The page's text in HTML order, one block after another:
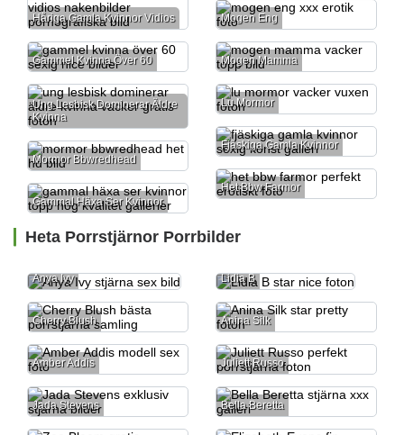
Håriga Gamla Kvinnor Vidios Mogen Eng
Gammel Kvinna Över 60 Mogen Mamma
Ung Lesbisk Dominerar Äldre
Kvinna
Lu Mormor
Fjäskiga Gamla Kvinnor
Mormor Bbwredhead
Het Bbw Farmor
Gammal Häxa Ser Kvinnor
Heta Porrstjärnor Porrbilder
Anya Ivy Lidia B
Cherry Blush Anina Silk
Amber Addis Juliett Russo
Jada Stevens Bella Beretta